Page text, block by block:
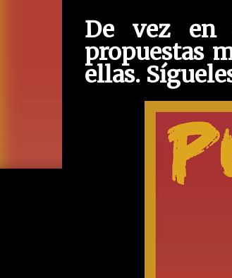
De vez en
propuestas
ellas.